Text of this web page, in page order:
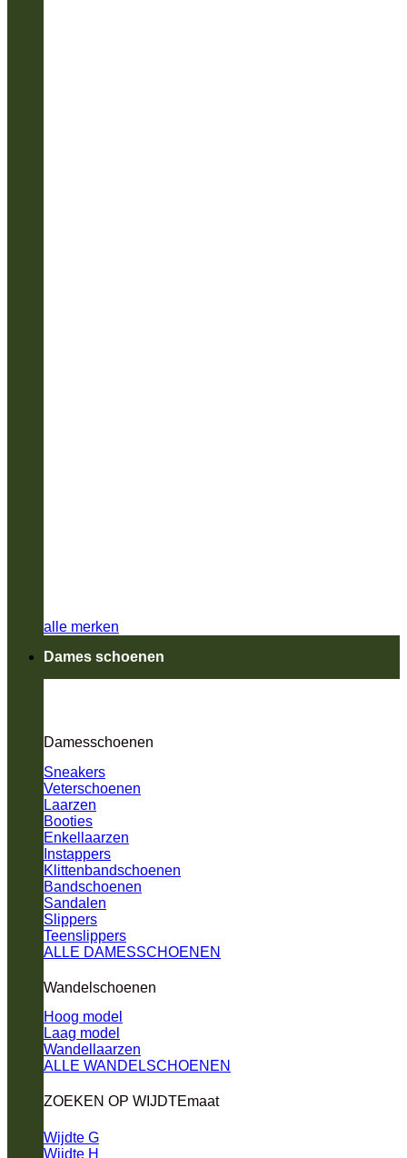
alle merken
Dames schoenen
Damesschoenen
Sneakers
Veterschoenen
Laarzen
Booties
Enkellaarzen
Instappers
Klittenbandschoenen
Bandschoenen
Sandalen
Slippers
Teenslippers
ALLE DAMESSCHOENEN
Wandelschoenen
Hoog model
Laag model
Wandellaarzen
ALLE WANDELSCHOENEN
ZOEKEN OP WIJDTEmaat
Wijdte G
Wijdte H